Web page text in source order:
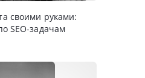
своими руками:
SEO-задачам